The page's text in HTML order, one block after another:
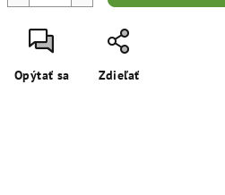
Opýtať sa Zdieľať